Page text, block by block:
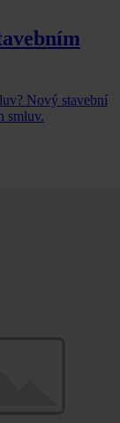
Nový stavební
smluv.